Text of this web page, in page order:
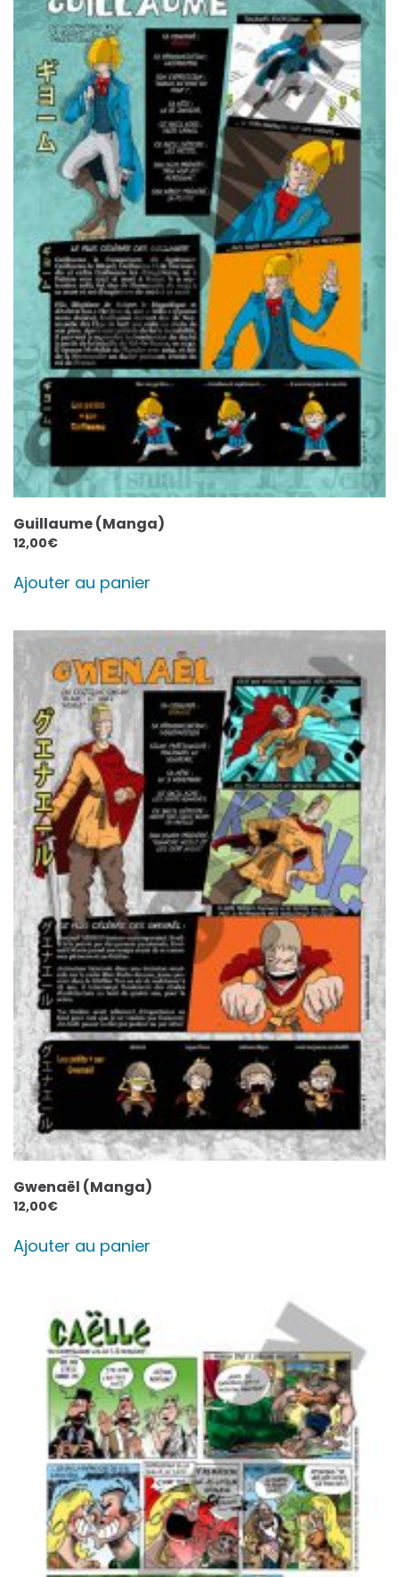
Guillaume (Manga)
12,00€
Ajouter au panier
Gwenaël (Manga)
12,00€
Ajouter au panier